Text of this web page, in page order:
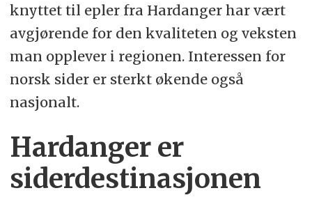
knyttet til epler fra Hardanger har vært
avgjørende for den kvaliteten og veksten
man opplever i regionen. Interessen for
norsk sider er sterkt økende også
nasjonalt.
Hardanger er
siderdestinasjonen